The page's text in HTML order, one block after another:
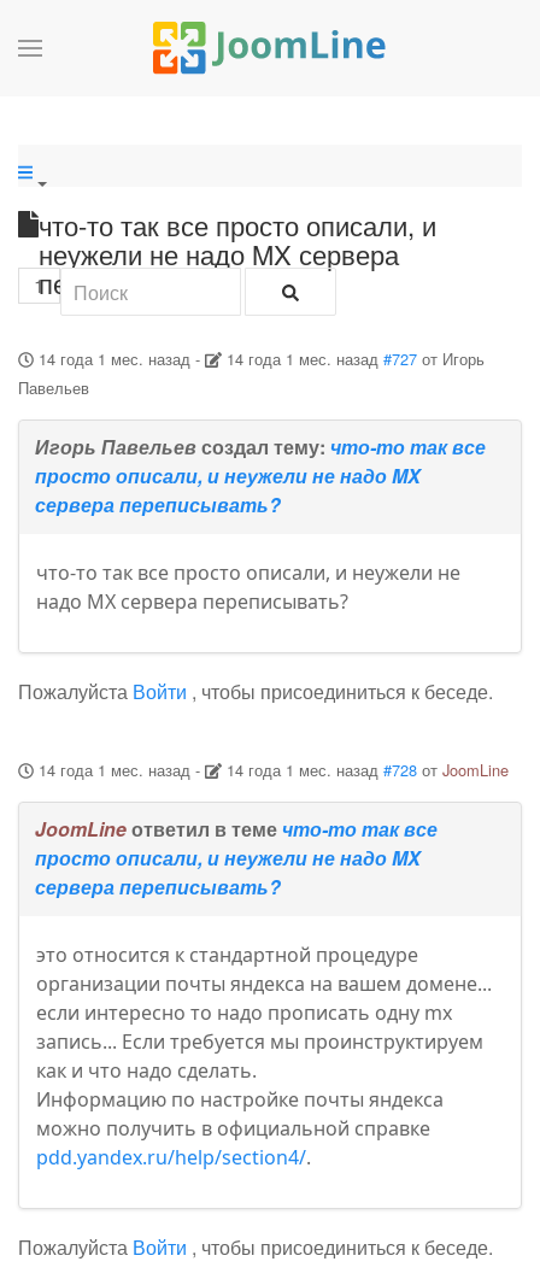
что-то так все просто описали, и
неужели не надо MX сервера
переписывать?
1
14 года 1 мес. назад- 14 года 1 мес. назад #727 от Игорь
Павельев
Игорь Павельевсоздал тему: что-то так все
просто описали, и неужели не надо MX
сервера переписывать?
что-то так все просто описали, и неужели не
надо MX сервера переписывать?
Пожалуйста Войти , чтобы присоединиться к беседе.
14 года 1 мес. назад- 14 года 1 мес. назад #728 отJoomLine
JoomLineответил в темечто-то так все
просто описали, и неужели не надо MX
сервера переписывать?
это относится к стандартной процедуре
организации почты яндекса на вашем домене...
если интересно то надо прописать одну mx
запись... Если требуется мы проинструктируем
как и что надо сделать.
Информацию по настройке почты яндекса
можно получить в официальной справке
pdd.yandex.ru/help/section4/.
Пожалуйста Войти , чтобы присоединиться к беседе.